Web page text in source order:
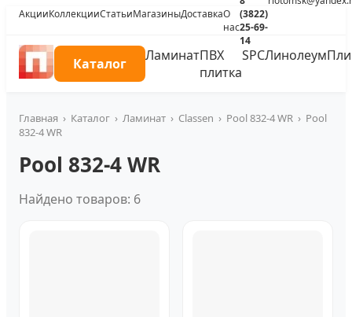
АкцииКоллекцииСтатьиМагазиныДоставкаО
нас
(3822)
25-69-
14
Каталог ЛаминатПВХ
плитка
SPCЛинолеум
Главная › Каталог › Ламинат › Classen › Pool 832-4 WR › Pool
832-4 WR
Pool 832-4 WR
Найдено товаров: 6